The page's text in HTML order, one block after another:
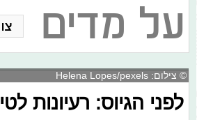
על מדים
© צילום: Helena Lopes/pexels
לפני הגיוס: רעיונות